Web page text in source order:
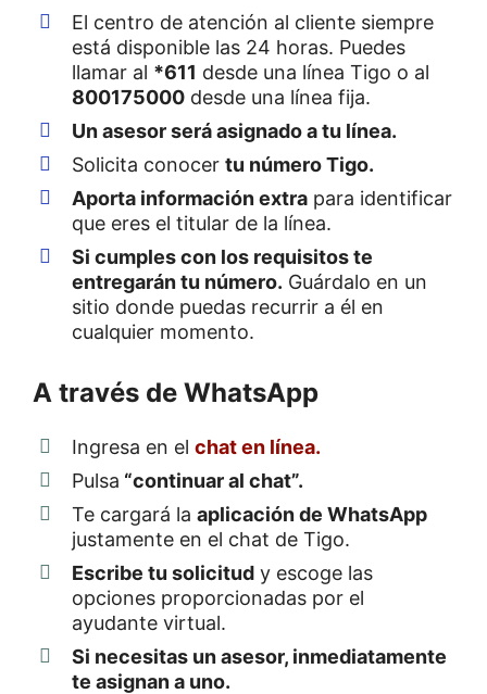
El centro de atención al cliente siempre
está disponible las 24 horas. Puedes
llamar al *611 desde una línea Tigo o al
800175000 desde una línea fija.
Un asesor será asignado a tu línea.
Solicita conocer tu número Tigo.
Aporta información extra para identificar
que eres el titular de la línea.
Si cumples con los requisitos te
entregarán tu número. Guárdalo en un
sitio donde puedas recurrir a él en
cualquier momento.
A través de WhatsApp
Ingresa en el chat en línea.
Pulsa “continuar al chat”.
Te cargará la aplicación de WhatsApp
justamente en el chat de Tigo.
Escribe tu solicitud y escoge las
opciones proporcionadas por el
ayudante virtual.
Si necesitas un asesor, inmediatamente
te asignan a uno.